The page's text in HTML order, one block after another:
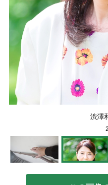
渋澤
2